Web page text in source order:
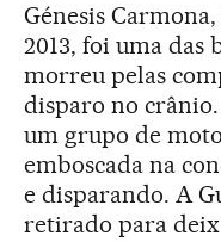
Génesis
2013, foi uma das
morreu pelas
disparo no
um grupo de
emboscada na
e disparando. A
retirado para